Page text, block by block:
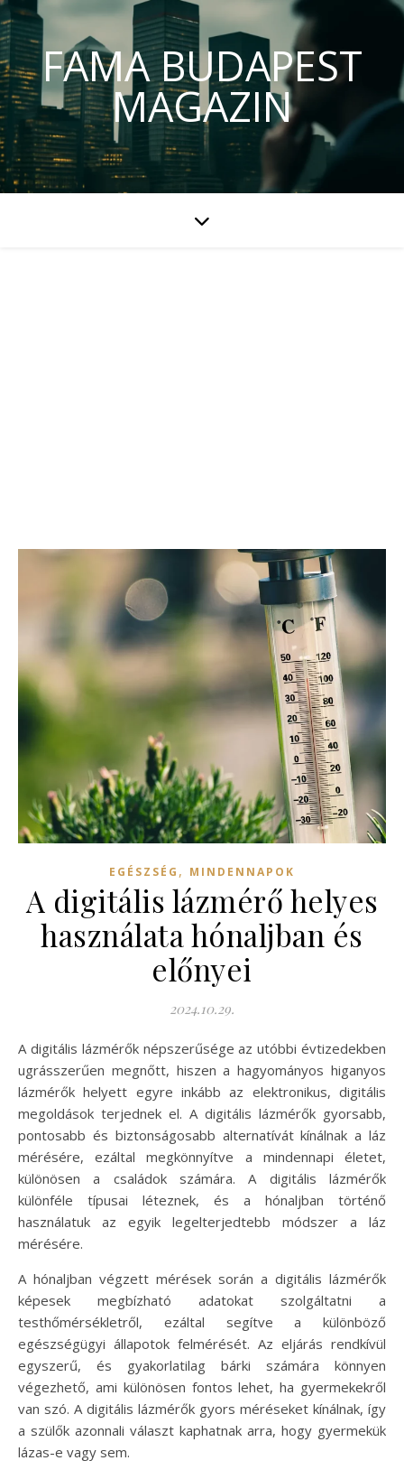
FAMA BUDAPEST
MAGAZIN
EGÉSZSÉG , MINDENNAPOK
A digitális lázmérő helyes
használata hónaljban és
előnyei
2024.10.29.
A digitális lázmérők népszerűsége az utóbbi évtizedekben
ugrásszerűen megnőtt, hiszen a hagyományos higanyos
lázmérők helyett egyre inkább az elektronikus, digitális
megoldások terjednek el. A digitális lázmérők gyorsabb,
pontosabb és biztonságosabb alternatívát kínálnak a láz
mérésére, ezáltal megkönnyítve a mindennapi életet,
különösen a családok számára. A digitális lázmérők
különféle típusai léteznek, és a hónaljban történő
használatuk az egyik legelterjedtebb módszer a láz
mérésére.
A hónaljban végzett mérések során a digitális lázmérők
képesek megbízható adatokat szolgáltatni a
testhőmérsékletről, ezáltal segítve a különböző
egészségügyi állapotok felmérését. Az eljárás rendkívül
egyszerű, és gyakorlatilag bárki számára könnyen
végezhető, ami különösen fontos lehet, ha gyermekekről
van szó. A digitális lázmérők gyors méréseket kínálnak, így
a szülők azonnali választ kaphatnak arra, hogy gyermekük
lázas-e vagy sem.